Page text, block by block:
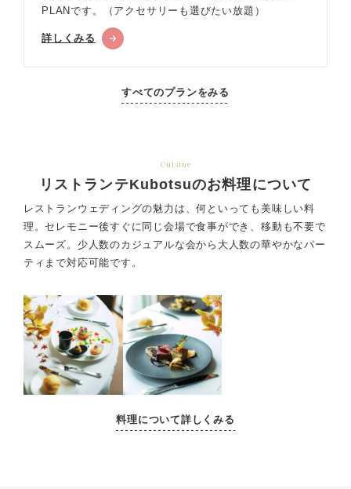
PLANです。（アクセサリーも選びたい放題）
詳しくみる
すべてのプランをみる
Cuisine
リストランテKubotsuのお料理について
レストランウェディングの魅力は、何といっても美味しい料
理。セレモニー後すぐに同じ会場で食事ができ、移動も不要で
スムーズ。少人数のカジュアルな会から大人数の華やかなパー
ティまで対応可能です。
料理について詳しくみる